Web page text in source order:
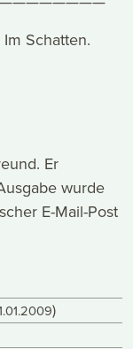
Schatten.
Er
wurde
E-Mail-Post
)